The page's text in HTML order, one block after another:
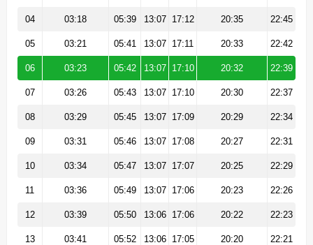
04 03:18 05:39 13:07 17:12 20:35 22:45
05 03:21 05:41 13:07 17:11 20:33 22:42
06 03:23 05:42 13:07 17:10 20:32 22:39
07 03:26 05:43 13:07 17:10 20:30 22:37
08 03:29 05:45 13:07 17:09 20:29 22:34
09 03:31 05:46 13:07 17:08 20:27 22:31
10 03:34 05:47 13:07 17:07 20:25 22:29
11 03:36 05:49 13:07 17:06 20:23 22:26
12 03:39 05:50 13:06 17:06 20:22 22:23
13 03:41 05:52 13:06 17:05 20:20 22:21